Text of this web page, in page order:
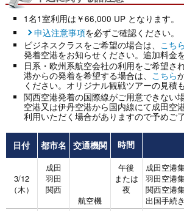
1名1室利用は￥66,000 UP となります。
申込注意事項を必ずご確認ください。
ビジネスクラスをご希望の場合は、
こちら
発着空港をお知らせください。追加料金
日系・欧州系航空会社の利用をご希望さ
港からの発着を希望する場合は、 こちら
ください。オリジナル観戦ツアーの見積
関西空港発着の国際線がご用意できない
空港又は伊丹空港から国内線にて成田空
利用いただく場合がありますので予めご
日付 都市名 交通機関 時間
3/12
（木）
成田
羽田
関西
航空機
午後
または
夜
成田空港
羽田空港
関西空港
出国手続